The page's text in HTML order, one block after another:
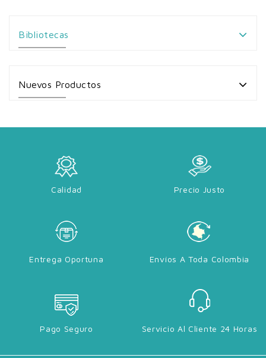
Bibliotecas
Nuevos Productos
Calidad Precio Justo
Entrega Oportuna Envíos A Toda Colombia
Pago Seguro Servicio Al Cliente 24 Horas